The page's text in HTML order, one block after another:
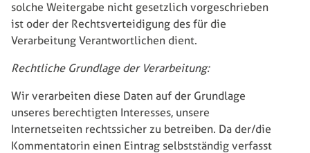
solche Weitergabe nicht gesetzlich vorgeschrieben
ist oder der Rechtsverteidigung des für die
Verarbeitung Verantwortlichen dient.
Rechtliche Grundlage der Verarbeitung:
Wir verarbeiten diese Daten auf der Grundlage
unseres berechtigten Interesses, unsere
Internetseiten rechtssicher zu betreiben. Da der/die
Kommentatorin einen Eintrag selbstständig verfasst